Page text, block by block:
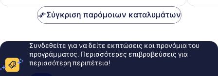
Σύγκριση παρόμοιων καταλυμάτων
Συνδεθείτε για να δείτε εκπτώσεις και προνόμια του
προγράμματος. Περισσότερες επιβραβεύσεις για
περισσότερη περιπέτεια!